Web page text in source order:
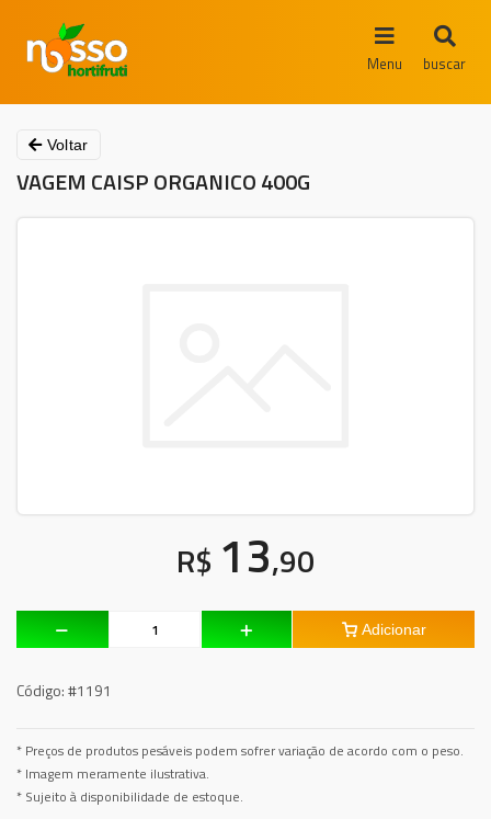
Menu buscar
Voltar
VAGEM CAISP ORGANICO 400G
R$ 13,90
Adicionar
Código:#1191
* Preços de produtos pesáveis podem sofrer variação de acordo com o peso.
* Imagem meramente ilustrativa.
* Sujeito à disponibilidade de estoque.